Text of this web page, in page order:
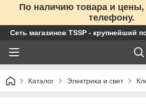
По наличию товара и цены,
телефону.
Сеть магазинов TSSP - крупнейший
Каталог Электрика и свет